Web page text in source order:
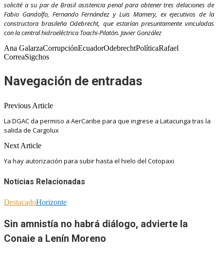
solicité a su par de Brasil asistencia penal para obtener tres delaciones de
Fabio Gandolfo, Fernando Fernández y Luis Mamery, ex ejecutivos de la
constructora brasileña Odebrecht, que estarían presuntamente vinculadas
con la central hidroeléctrica Toachi-Pilatón. Javier González
Ana GalarzaCorrupciónEcuadorOdebrechtPolíticaRafael
CorreaSigchos
Navegación de entradas
Previous Article
La DGAC da permiso a AerCaribe para que ingrese a Latacunga tras la
salida de Cargolux
Next Article
Ya hay autorización para subir hasta el hielo del Cotopaxi
Noticias Relacionadas
DestacadoHorizonte
Sin amnistía no habrá diálogo, advierte la
Conaie a Lenín Moreno